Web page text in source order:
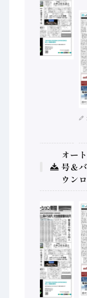
オー
号＆
ウン